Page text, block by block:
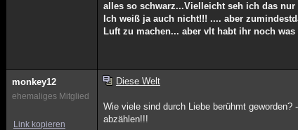
alles so schwarz...Vielleicht seh ich das
Ich weiß ja auch nicht!!! .... aber
Luft zu machen... aber vlt habt ihr noch
monkey12
ehemaliges Mitglied
Link kopieren
Diese Welt
Wie viele sind durch Liebe berühmt
abzählen!!!